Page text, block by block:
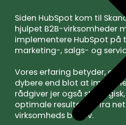
Siden HubSpot kom til
hjulpet B2B-virksomheder
implementere HubSpot på
marketing-, salgs- og
Vores erfaring betyder, at
dybere end blot at
rådgiver jer også
optimale resultat ud fra
virksomheds behov.